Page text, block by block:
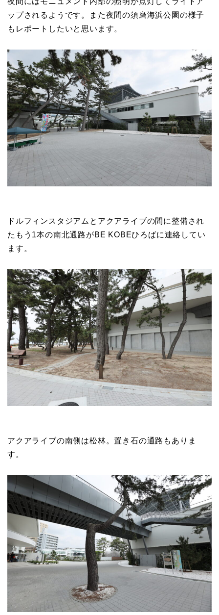
ップされるようです。また夜間の須磨海浜公園の様子
もレポートしたいと思います。
ドルフィンスタジアムとアクアライブの間に整備され
たもう1本の南北通路がBE KOBEひろばに連絡してい
ます。
アクアライブの南側は松林。置き石の通路もありま
す。